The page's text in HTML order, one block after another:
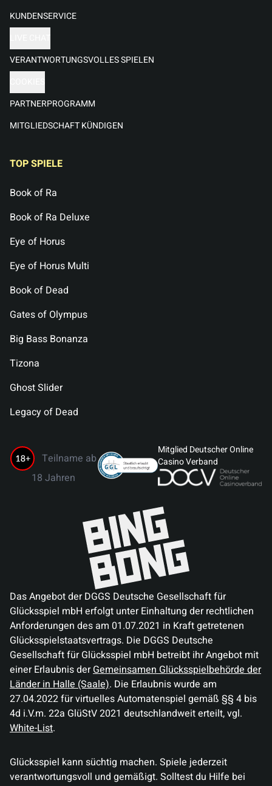
KUNDENSERVICE
VERANTWORTUNGSVOLLES SPIELEN
PARTNERPROGRAMM
MITGLIEDSCHAFT KÜNDIGEN
TOP SPIELE
Book of Ra
Book of Ra Deluxe
Eye of Horus
Eye of Horus Multi
Book of Dead
Gates of Olympus
Big Bass Bonanza
Tizona
Ghost Slider
Legacy of Dead
Teilname ab
18 Jahren
Mitglied Deutscher Online
Casino Verband
Das Angebot der DGGS Deutsche Gesellschaft für
Glücksspiel mbH erfolgt unter Einhaltung der rechtlichen
Anforderungen des am 01.07.2021 in Kraft getretenen
Glücksspielstaatsvertrags. Die DGGS Deutsche
Gesellschaft für Glücksspiel mbH betreibt ihr Angebot mit
einer Erlaubnis der Gemeinsamen Glücksspielbehörde der
Länder in Halle (Saale). Die Erlaubnis wurde am
27.04.2022 für virtuelles Automatenspiel gemäß §§ 4 bis
4d i.V.m. 22a GlüStV 2021 deutschlandweit erteilt, vgl.
White-List.
Glücksspiel kann süchtig machen. Spiele jederzeit
verantwortungsvoll und gemäßigt. Solltest du Hilfe bei